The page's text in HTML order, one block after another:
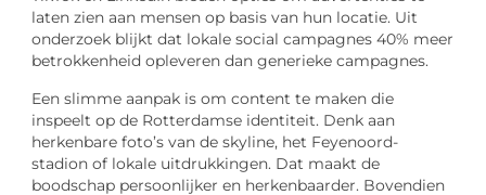
laten zien aan mensen op basis van hun locatie. Uit
onderzoek blijkt dat lokale social campagnes 40% meer
betrokkenheid opleveren dan generieke campagnes.
Een slimme aanpak is om content te maken die
inspeelt op de Rotterdamse identiteit. Denk aan
herkenbare foto’s van de skyline, het Feyenoord-
stadion of lokale uitdrukkingen. Dat maakt de
boodschap persoonlijker en herkenbaarder. Bovendien